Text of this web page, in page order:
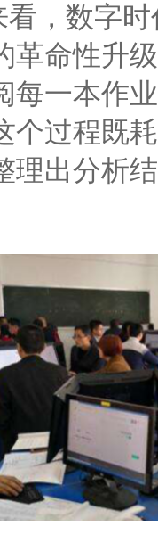
，数字时
革命性升
每一本作
过程既
理出分析